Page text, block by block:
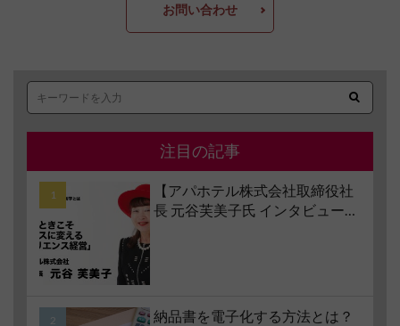
お問い合わせ
注目の記事
【アパホテル株式会社取締役社
長 元谷芙美子氏 インタビュー】
納品書を電子化する方法とは？